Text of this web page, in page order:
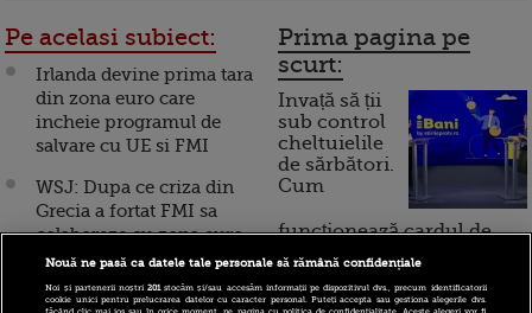
Pe acelasi subiect:
Irlanda devine prima tara
din zona euro care
incheie programul de
salvare cu UE si FMI
WSJ: Dupa ce criza din
Grecia a fortat FMI sa
colaboreze cu zona euro,
acum se intrevede
divortul
Prima pagina pe
scurt:
Invață să ții
sub control
cheltuielile
de sărbători.
Cum
funcționează cardul de
cumpărături
Nouă ne pasă ca datele tale personale să rămână confidențiale
Noi și partenerii noștri201stocăm și/sau accesăm informații pe dispozitivul dvs., precum identificatorii
cookie unici pentru prelucrarea datelor cu caracter personal. Puteți accepta sau gestiona alegerile dvs.